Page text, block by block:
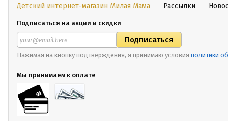
Детский интернет-магазин Милая Мама Рассылки
Подписаться на акции и скидки
Нажимая на кнопку подтверждения, я принимаю условия политики
Мы принимаем к оплате